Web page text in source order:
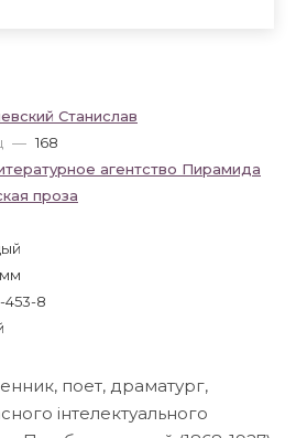
Станислав
— 168
агентство Пирамида
проза
мм
453-8
поет, драматург,
інтелектуального